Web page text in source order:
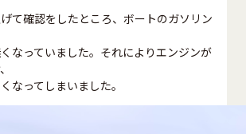
て確認をしたところ、ボートのガソリン
なっていました。それによりエンジンが
なってしまいました。